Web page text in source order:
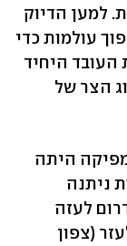
למען הדיוק
עולמות כדי
היחיד
הצר של
היתה
ניתנה
לעזה
(צפון